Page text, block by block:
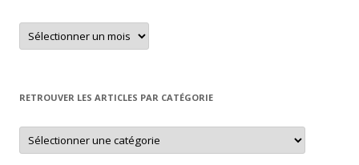
Retrouver
un
article
RETROUVER LES ARTICLES PAR CATÉGORIE
Retrouver
les
articles